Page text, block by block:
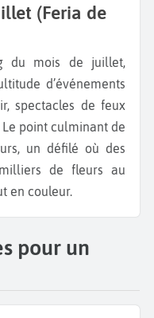
d’événements
spectacles de feux
point culminant de
un défilé où des
de fleurs au
en couleur.
pour un